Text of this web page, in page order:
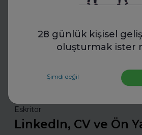
28 günlük kişisel
oluşturmak ister
Şimdi değil
Eskritor
LinkedIn, CV ve Ön